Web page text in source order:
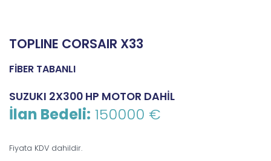
TOPLINE CORSAIR X33
FİBER TABANLI
SUZUKI 2X300 HP MOTOR DAHİL
İlan Bedeli: 150000 €
Fiyata KDV dahildir.